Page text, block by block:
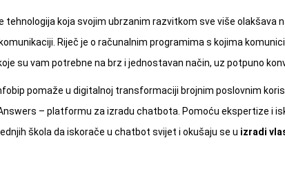
tehnologija koja svojim ubrzanim razvitkom sve više olakšava
Riječ je o računalnim programima s kojima
su vam potrebne na brz i jednostavan način, uz potpuno
pomaže u digitalnoj transformaciji brojnim poslovnim
– platformu za izradu chatbota. Pomoću ekspertize i
škola da iskorače u chatbot svijet i okušaju se u izradi